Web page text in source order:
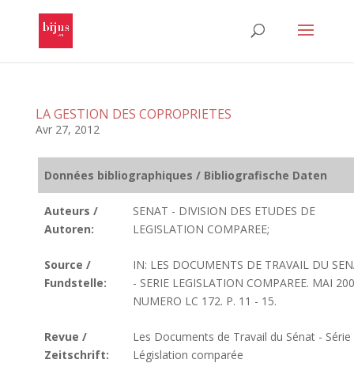
LA GESTION DES COPROPRIETES
Avr 27, 2012
Données bibliographiques / Bibliografische Daten
Auteurs /
Autoren:
SENAT - DIVISION DES ETUDES DE
LEGISLATION COMPAREE;
Source /
Fundstelle:
IN: LES DOCUMENTS DE TRAVAIL DU
- SERIE LEGISLATION COMPAREE. MAI
NUMERO LC 172. P. 11 - 15.
Revue /
Zeitschrift:
Les Documents de Travail du Sénat - Série
Législation comparée